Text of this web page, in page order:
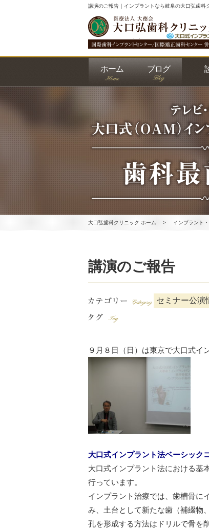
講演のご報告｜インプラントなら岐阜の大口弘歯科
ホーム ブログ
大口弘歯科クリニック ホーム インプラント
講演のご報告
セミナー公演
９月８日（日）は東京で大口式イ
大口式インプラント法ベーシック
大口式インプラント法における基
行っています。
インプラント治療では、歯槽骨に
み、土台として新たな歯（補綴物
孔を形成する方法はドリルで骨を